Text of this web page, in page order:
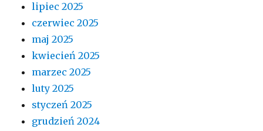
lipiec 2025
czerwiec 2025
maj 2025
kwiecień 2025
marzec 2025
luty 2025
styczeń 2025
grudzień 2024